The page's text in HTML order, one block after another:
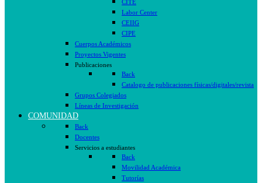
CITE
Labor Center
CEIIG
CIPE
Cuerpos Académicos
Proyectos Vigentes
Publicaciones
Back
Catalogo de publicaciones físicas/digitales/revista
Grupos Colegiados
Líneas de Investigación
COMUNIDAD
Back
Docentes
Servicios a estudiantes
Back
Movilidad Académica
Tutorías